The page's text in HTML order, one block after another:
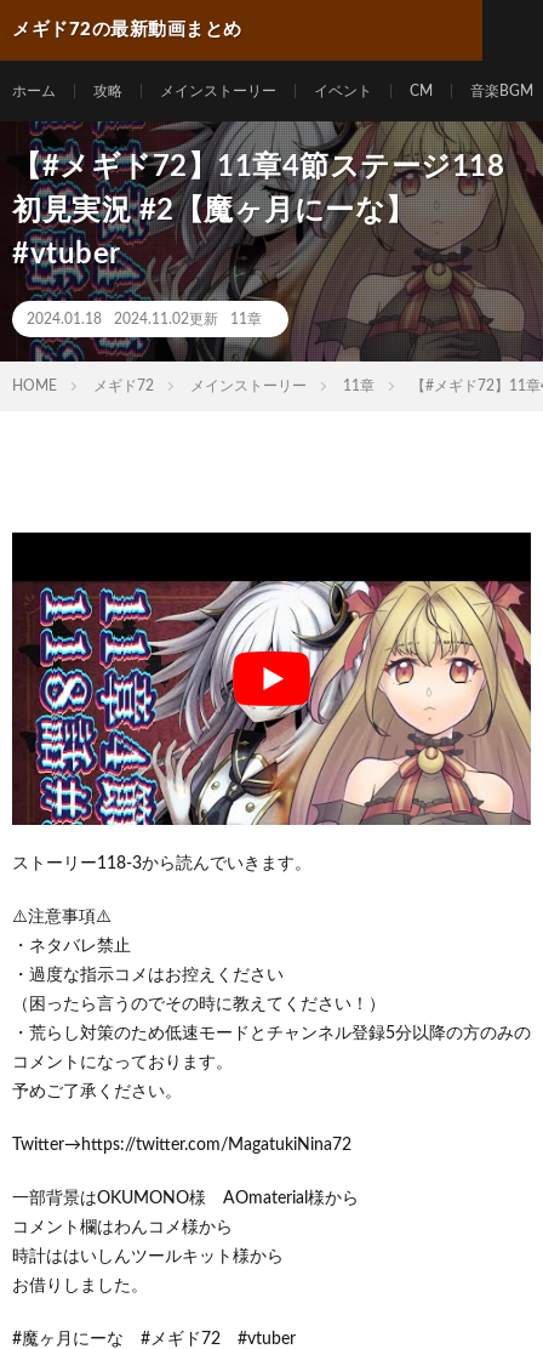
メギド72の最新動画まとめ
ホーム 攻略 メインストーリー イベント CM 音楽BGM
【#メギド72】11章4節ステージ118
初見実況 #2【魔ヶ月にーな】
#vtuber
2024.01.18 2024.11.02更新 11章
HOME メギド72 メインストーリー 11章 【#メギド72】11
ストーリー118-3から読んでいきます。
⚠️注意事項⚠️
・ネタバレ禁止
・過度な指示コメはお控えください
（困ったら言うのでその時に教えてください！）
・荒らし対策のため低速モードとチャンネル登録5分以降の方のみの
コメントになっております。
予めご了承ください。
Twitter→https://twitter.com/MagatukiNina72
一部背景はOKUMONO様 AOmaterial様から
コメント欄はわんコメ様から
時計ははいしんツールキット様から
お借りしました。
#魔ヶ月にーな #メギド72 #vtuber